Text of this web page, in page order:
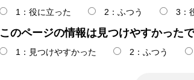
1：役に立った 2：ふつう 3：
このページの情報は見つけやすかった
1：見つけやすかった 2：ふつう